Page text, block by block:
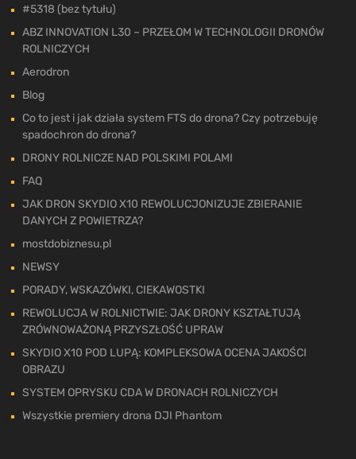
#5318 (bez tytułu)
ABZ INNOVATION L30 – PRZEŁOM W TECHNOLOGII DRONÓW
ROLNICZYCH
Aerodron
Blog
Co to jest i jak działa system FTS do drona? Czy potrzebuję
spadochron do drona?
DRONY ROLNICZE NAD POLSKIMI POLAMI
FAQ
JAK DRON SKYDIO X10 REWOLUCJONIZUJE ZBIERANIE
DANYCH Z POWIETRZA?
mostdobiznesu.pl
NEWSY
PORADY, WSKAZÓWKI, CIEKAWOSTKI
REWOLUCJA W ROLNICTWIE: JAK DRONY KSZTAŁTUJĄ
ZRÓWNOWAŻONĄ PRZYSZŁOŚĆ UPRAW
SKYDIO X10 POD LUPĄ: KOMPLEKSOWA OCENA JAKOŚCI
OBRAZU
SYSTEM OPRYSKU CDA W DRONACH ROLNICZYCH
Wszystkie premiery drona DJI Phantom